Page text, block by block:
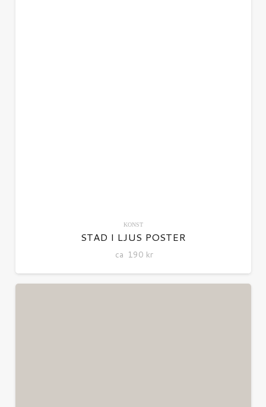
KONST
STAD I LJUS POSTER
ca 190 kr